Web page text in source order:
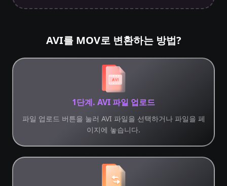
AVI를 MOV로 변환하는 방법?
1단계. AVI 파일 업로드
파일 업로드 버튼을 눌러 AVI 파일을 선택하거나 파일을 페
이지에 놓습니다.